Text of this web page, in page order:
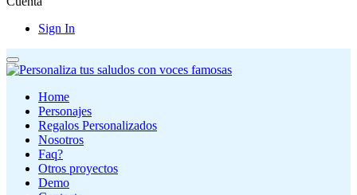
Sign In
Home
Personajes
Regalos Personalizados
Nosotros
Faq?
Otros proyectos
Demo